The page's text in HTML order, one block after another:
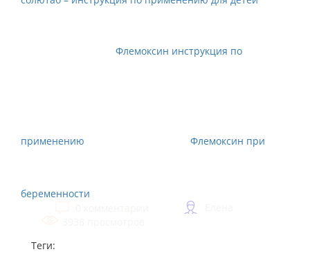
Флемоксин инструкция по
применению Флемоксин при
беременности
Теги: